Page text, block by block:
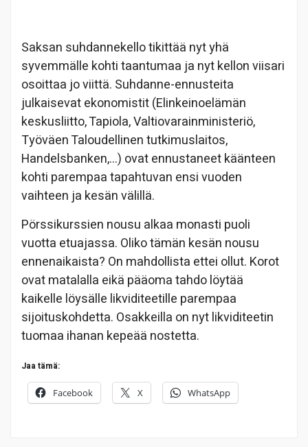
Saksan suhdannekello tikittää nyt yhä
syvemmälle kohti taantumaa ja nyt kellon viisari
osoittaa jo viittä. Suhdanne-ennusteita
julkaisevat ekonomistit (Elinkeinoelämän
keskusliitto, Tapiola, Valtiovarainministeriö,
Työväen Taloudellinen tutkimuslaitos,
Handelsbanken,…) ovat ennustaneet käänteen
kohti parempaa tapahtuvan ensi vuoden
vaihteen ja kesän välillä.
Pörssikurssien nousu alkaa monasti puoli
vuotta etuajassa. Oliko tämän kesän nousu
ennenaikaista? On mahdollista ettei ollut. Korot
ovat matalalla eikä pääoma tahdo löytää
kaikelle löysälle likviditeetille parempaa
sijoituskohdetta. Osakkeilla on nyt likviditeetin
tuomaa ihanan kepeää nostetta.
Jaa tämä:
Facebook X WhatsApp